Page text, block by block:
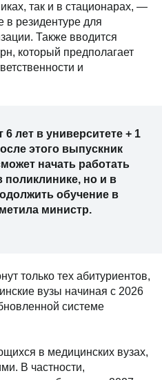
так и в стационарах, —
в резидентуре для
Также вводится
который предполагает
и
лет в университете + 1
этого выпускник
начать работать
поликлинике, но и в
обучение в
министр.
только тех абитуриентов,
вузы начиная с 2026
системе
в медицинских вузах,
В частности,